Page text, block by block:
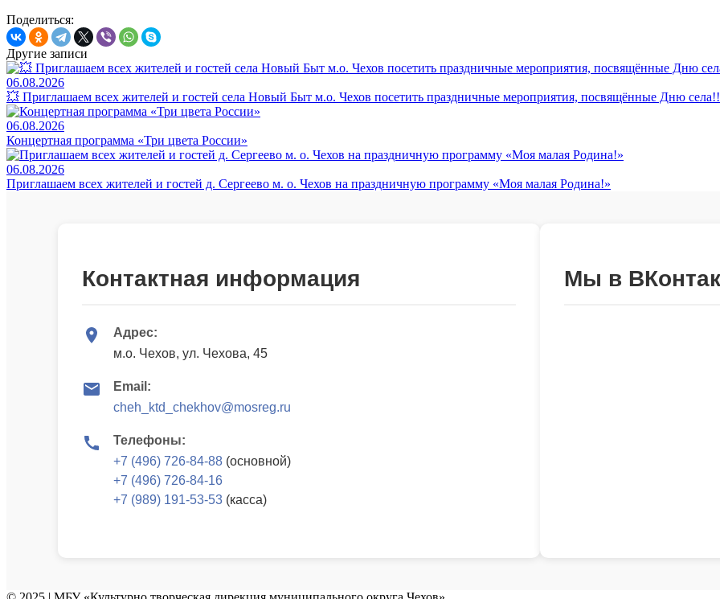
Поделиться:
Другие записи
06.08.2026
💥 Приглашаем всех жителей и гостей села Новый Быт м.о. Чехов посетить праздничные мероприятия, посвящённые Дню
06.08.2026
Концертная программа «Три цвета России»
06.08.2026
Приглашаем всех жителей и гостей д. Сергеево м. о. Чехов на праздничную программу «Моя малая Родина!»
Контактная информация
Адрес:
м.о. Чехов, ул. Чехова, 45
Email:
cheh_ktd_chekhov@mosreg.ru
Телефоны:
+7 (496) 726-84-88 (основной)
+7 (496) 726-84-16
+7 (989) 191-53-53 (касса)
Мы в